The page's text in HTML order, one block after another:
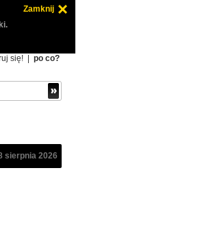
Zamknij
się! po co?
sierpnia 2026